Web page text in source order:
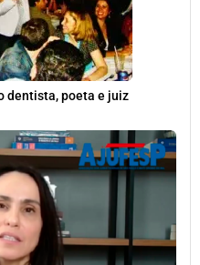
dentista, poeta e juiz